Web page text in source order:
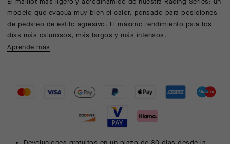
modelo que evacúa muy bien el calor, pensado para posiciones
de pedaleo de estilo agresivo. El máximo rendimiento para los
días más calurosos, más largos y más intensos.
Aprende más